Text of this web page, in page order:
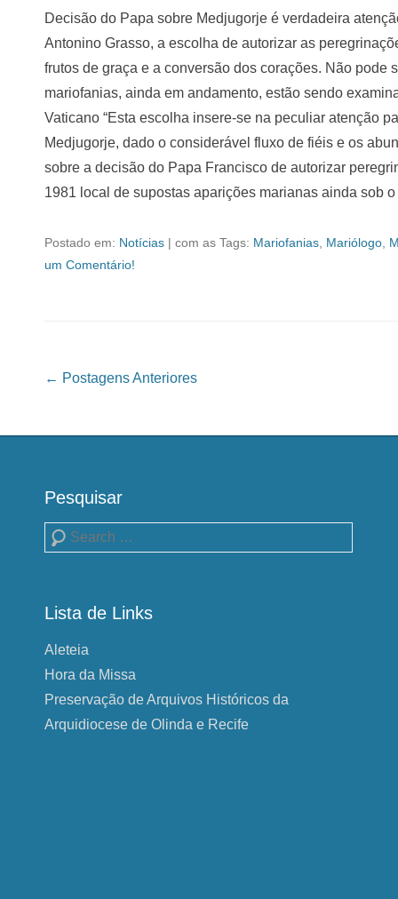
Decisão do Papa sobre Medjugorje é verdadeira
Antonino Grasso, a escolha de autorizar as
frutos de graça e a conversão dos corações. Não pode
mariofanias, ainda em andamento, estão sendo
Vaticano “Esta escolha insere-se na peculiar atenção
Medjugorje, dado o considerável fluxo de fiéis e os
sobre a decisão do Papa Francisco de autorizar
1981 local de supostas aparições marianas ainda sob
Postado em: Notícias | com as Tags: Mariofanias Mariólogo
um Comentário!
Navegação das Postagens
← Postagens Anteriores
Pesquisar
Pesquisa
Lista de Links
Aleteia
Hora da Missa
Preservação de Arquivos Históricos da
Arquidiocese de Olinda e Recife